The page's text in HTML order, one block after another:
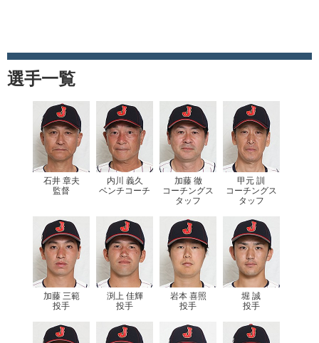
選手一覧
石井 章夫
監督
内川 義久
ベンチコーチ
加藤 徹
コーチングス
タッフ
甲元 訓
コーチングス
タッフ
加藤 三範
投手
渕上 佳輝
投手
岩本 喜照
投手
堀 誠
投手